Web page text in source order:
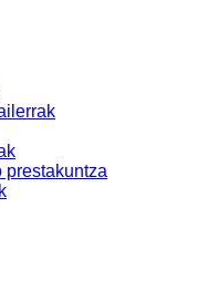
prestakuntza